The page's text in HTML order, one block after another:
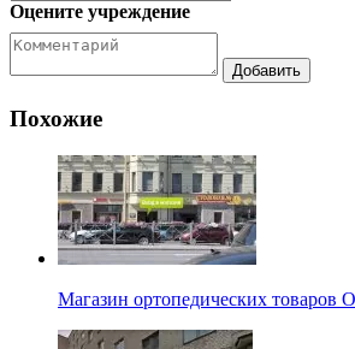
Оцените учреждение
Похожие
Магазин ортопедических товаров